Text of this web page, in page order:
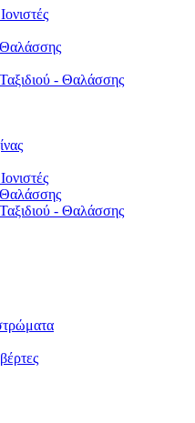
- Θαλάσσης
- Θαλάσσης